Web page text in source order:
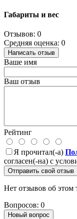
Габариты и вес
Отзывов: 0
Средняя оценка: 0
Написать отзыв
Ваше имя
Ваш отзыв
Рейтинг
Я прочитал(-а)
согласен(-на) с
Отправить свой отзыв
Нет отзывов об этом
Вопросов: 0
Новый вопрос